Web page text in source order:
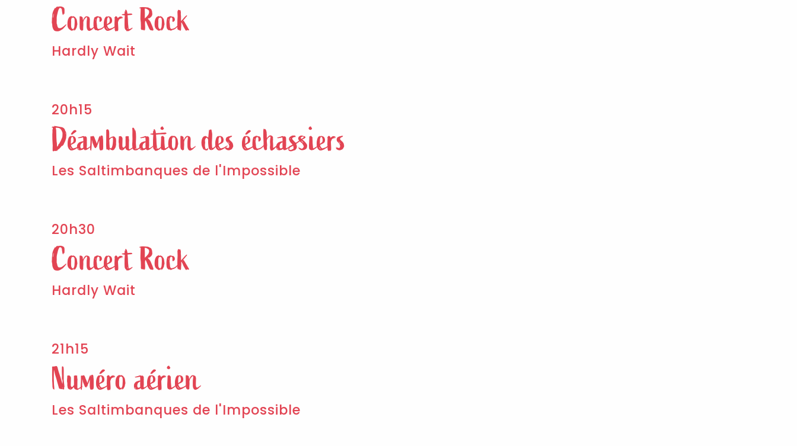
Concert Rock
Hardly Wait
20h15
Déambulation des échassiers
Les Saltimbanques de l'Impossible
20h30
Concert Rock
Hardly Wait
21h15
Numéro aérien
Les Saltimbanques de l'Impossible